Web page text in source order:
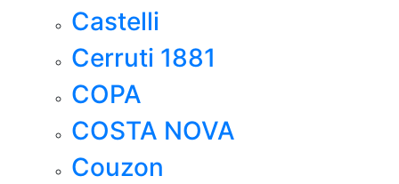
Castelli
Cerruti 1881
COPA
COSTA NOVA
Couzon